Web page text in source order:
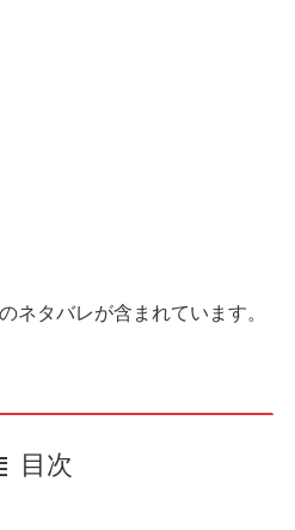
ネタバレが含まれています。
目次